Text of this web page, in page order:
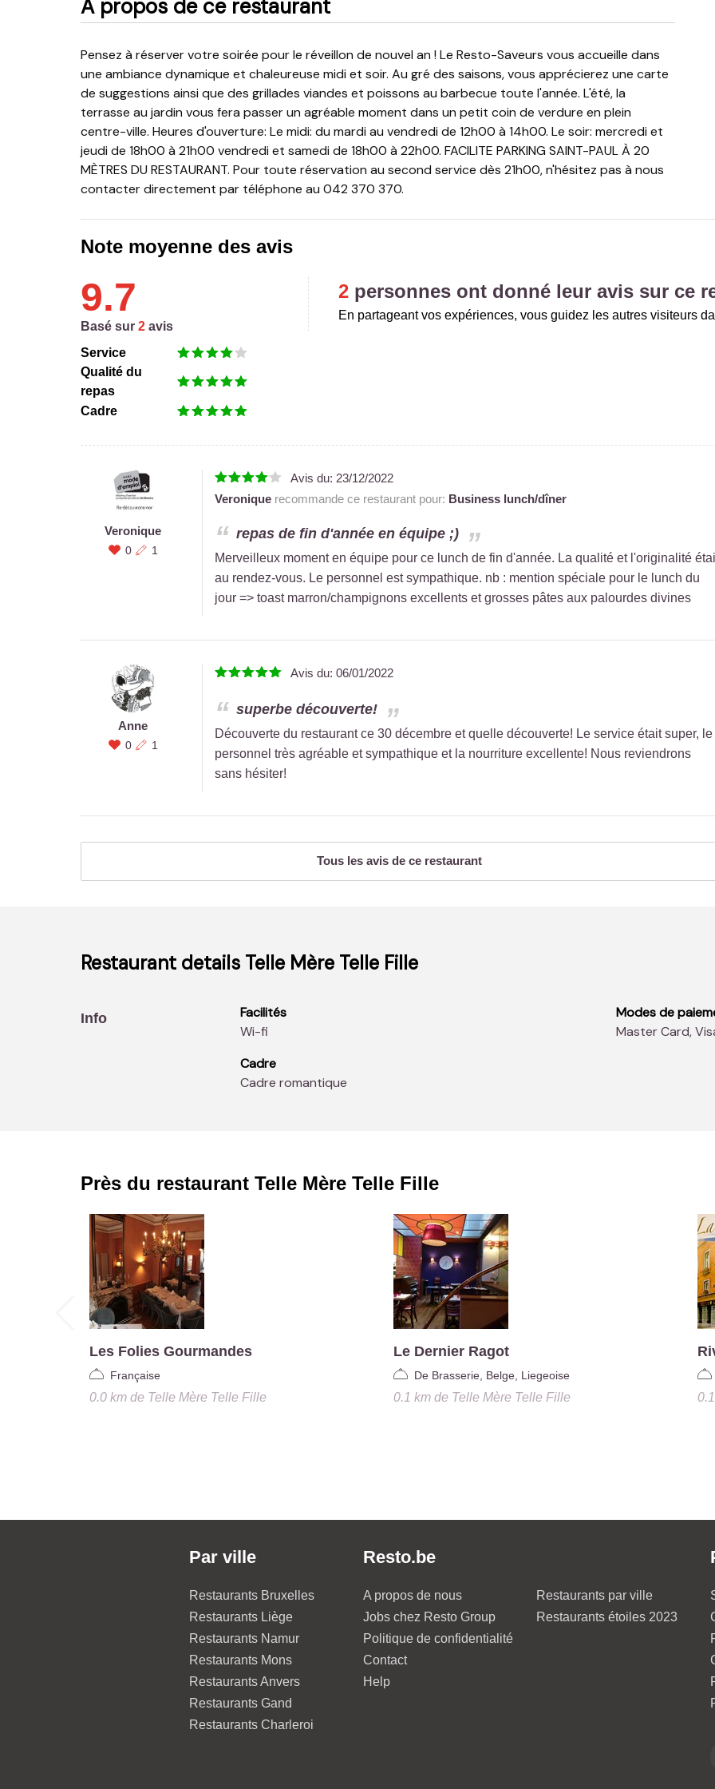
A propos de ce restaurant
Pensez à réserver votre soirée pour le réveillon de nouvel an ! Le Resto-Saveurs vous accueille dans
une ambiance dynamique et chaleureuse midi et soir. Au gré des saisons, vous apprécierez une carte
de suggestions ainsi que des grillades viandes et poissons au barbecue toute l'année. L'été, la
terrasse au jardin vous fera passer un agréable moment dans un petit coin de verdure en plein
centre-ville. Heures d'ouverture: Le midi: du mardi au vendredi de 12h00 à 14h00. Le soir: mercredi et
jeudi de 18h00 à 21h00 vendredi et samedi de 18h00 à 22h00. FACILITE PARKING SAINT-PAUL À 20
MÈTRES DU RESTAURANT. Pour toute réservation au second service dès 21h00, n'hésitez pas à nous
contacter directement par téléphone au 042 370 370.
Note moyenne des avis
9.7
Basé sur 2 avis
Service
Qualité du
repas
Cadre
2 personnes ont donné leur avis sur ce
En partageant vos expériences, vous guidez les autres visiteurs
Veronique
0 1
Avis du: 23/12/2022
Veroniquerecommande ce restaurant pour: Business lunch/dîner
repas de fin d'année en équipe ;)
Merveilleux moment en équipe pour ce lunch de fin d'année. La qualité et l'originalité
au rendez-vous. Le personnel est sympathique. nb : mention spéciale pour le lunch du
jour => toast marron/champignons excellents et grosses pâtes aux palourdes divines
Anne
0 1
Avis du: 06/01/2022
superbe découverte!
Découverte du restaurant ce 30 décembre et quelle découverte! Le service était super, le
personnel très agréable et sympathique et la nourriture excellente! Nous reviendrons
sans hésiter!
Tous les avis de ce restaurant
Restaurant details Telle Mère Telle Fille
Info
Facilités
Wi-fi
Cadre
Cadre romantique
Modes de
Master Card,
Près du restaurant Telle Mère Telle Fille
Les Folies Gourmandes
Française
0.0 kmde Telle Mère Telle Fille
Le Dernier Ragot
De Brasserie, Belge, Liegeoise
0.1 kmde Telle Mère Telle Fille
Par ville
Restaurants Bruxelles
Restaurants Liège
Restaurants Namur
Restaurants Mons
Restaurants Anvers
Restaurants Gand
Restaurants Charleroi
Resto.be
A propos de nous
Jobs chez Resto Group
Politique de confidentialité
Contact
Help
Restaurants par ville
Restaurants étoiles 2023